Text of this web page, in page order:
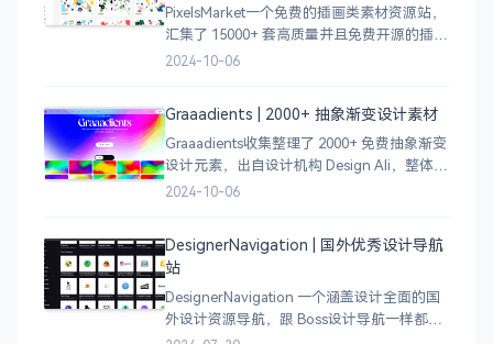
PixelsMarket一个免费的插画类素材资源站，
汇集了 15000+ 套高质量并且免费开源的插图
插画和图标资源。
2024-10-06
Graaadients | 2000+ 抽象渐变设计素材
Graaadients收集整理了 2000+ 免费抽象渐变
设计元素，出自设计机构 Design Ali，整体渐
变色比较鲜艳，更像是 AI 生成的元素，需要
2024-10-06
DesignerNavigation | 国外优秀设计导航
站
DesignerNavigation 一个涵盖设计全面的国
外设计资源导航，跟 Boss设计导航一样都是